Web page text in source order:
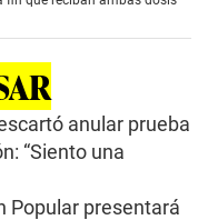
anular prueba
“Siento una
Popular presentará